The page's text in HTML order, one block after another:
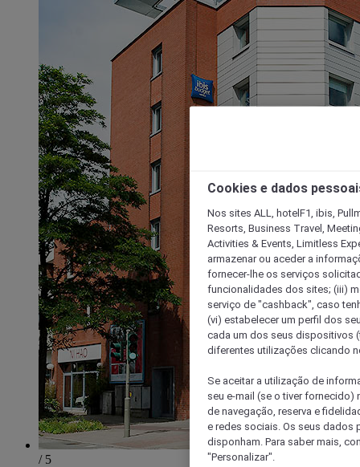
/ 5
Cookies e dados
Nos sites ALL, hotelF1, ibis,
Resorts, Business Travel,
Activities & Events, Limitless
armazenar ou aceder a
fornecer-lhe os serviços
funcionalidades dos sites; (iii)
serviço de "cashback", caso
(vi) estabelecer um perfil dos
cada um dos seus dispositivos
diferentes utilizações clicando
Se aceitar a utilização de
seu e-mail (se o tiver
de navegação, reserva e
e redes sociais. Os seus dados
disponham. Para saber mais,
"Personalizar".